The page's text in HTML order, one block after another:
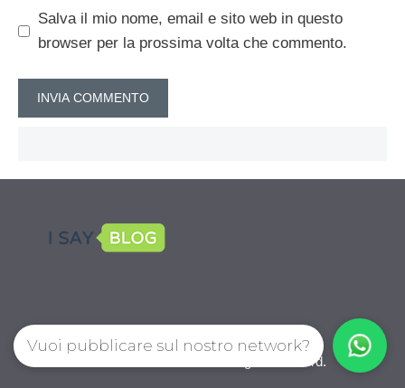
Salva il mio nome, email e sito web in questo
browser per la prossima volta che commento.
CalcioPro.com © 2026. All right reserverd.
Vuoi pubblicare sul nostro network?